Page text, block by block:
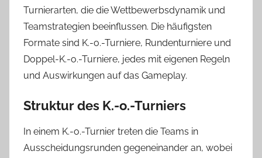
Turnierarten, die die Wettbewerbsdynamik und
Teamstrategien beeinflussen. Die häufigsten
Formate sind K.-o.-Turniere, Rundenturniere und
Doppel-K.-o.-Turniere, jedes mit eigenen Regeln
und Auswirkungen auf das Gameplay.
Struktur des K.-o.-Turniers
In einem K.-o.-Turnier treten die Teams in
Ausscheidungsrunden gegeneinander an, wobei